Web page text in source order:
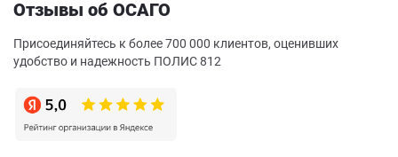
Отзывы об ОСАГО
Присоединяйтесь к более 700 000 клиентов, оценивших
удобство и надежность ПОЛИС 812